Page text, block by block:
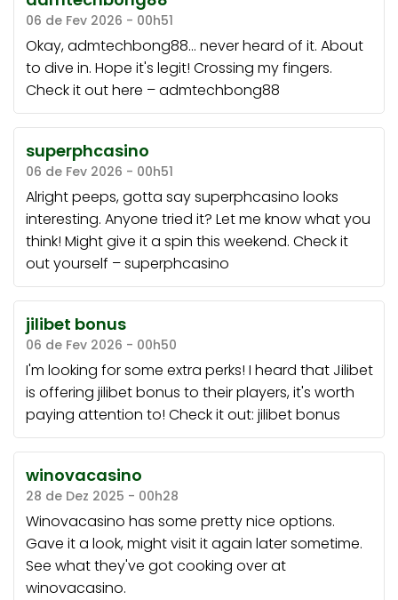
06 de Fev 2026 - 00h51
Okay, admtechbong88… never heard of it. About
to dive in. Hope it's legit! Crossing my fingers.
Check it out here –admtechbong88
superphcasino
06 de Fev 2026 - 00h51
Alright peeps, gotta say superphcasino looks
interesting. Anyone tried it? Let me know what you
think! Might give it a spin this weekend. Check it
out yourself –superphcasino
jilibet bonus
06 de Fev 2026 - 00h50
I'm looking for some extra perks! I heard that Jilibet
is offering jilibet bonus to their players, it's worth
paying attention to! Check it out: jilibet bonus
winovacasino
28 de Dez 2025 - 00h28
Winovacasino has some pretty nice options.
Gave it a look, might visit it again later sometime.
See what they've got cooking over at
winovacasino.